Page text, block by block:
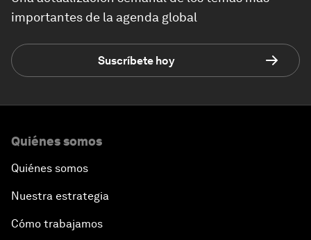
importantes de la agenda global
Suscríbete hoy
Quiénes somos
Quiénes somos
Nuestra estrategia
Cómo trabajamos